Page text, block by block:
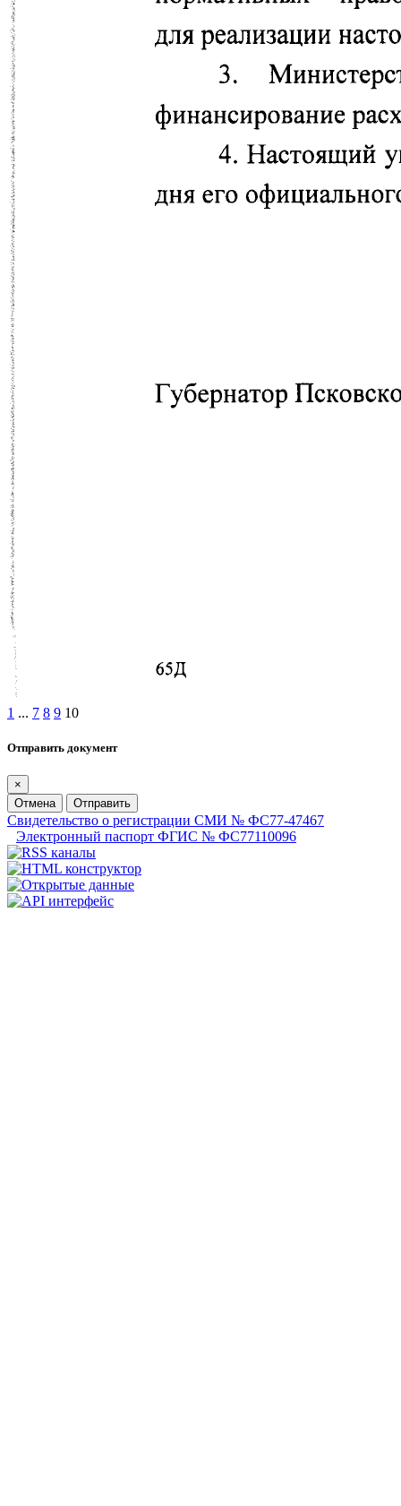
1 ... 7 8 9 10
Отправить документ
×
Отмена
Отправить
Свидетельство о регистрации СМИ № ФС77-47467
Электронный паспорт ФГИС № ФС77110096